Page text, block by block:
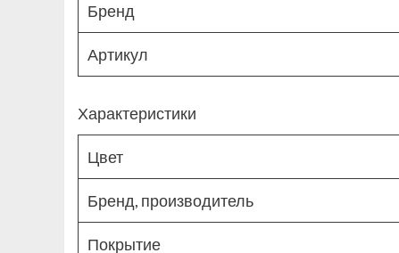
Бренд
Артикул
Характеристики
Цвет
Бренд, производитель
Покрытие